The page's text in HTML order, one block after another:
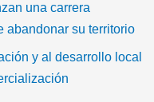
t
a
g
a
-
e
una carrera
abandonar su territorio
y al desarrollo local